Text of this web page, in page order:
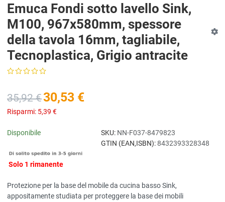
Emuca Fondi sotto lavello Sink,
M100, 967x580mm, spessore
della tavola 16mm, tagliabile,
Tecnoplastica, Grigio antracite
35,92 €30,53 €
Risparmi: 5,39 €
Disponibile
Solo 1 rimanente
SKU: NN-F037-8479823
GTIN (EAN,ISBN): 8432393328348
Protezione per la base del mobile da cucina basso Sink,
appositamente studiata per proteggere la base dei mobili